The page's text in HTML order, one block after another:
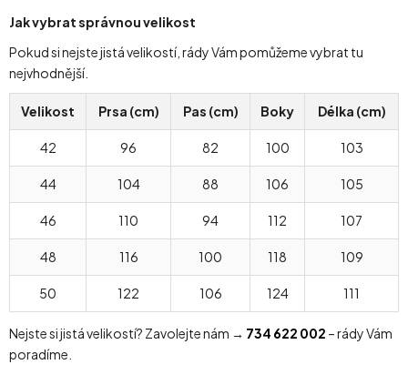
Jak vybrat správnou velikost
Pokud si nejste jistá velikostí, rády Vám pomůžeme vybrat tu
nejvhodnější.
Velikost Prsa (cm) Pas (cm) Boky Délka (cm)
42 96 82 100 103
44 104 88 106 105
46 110 94 112 107
48 116 100 118 109
50 122 106 124 111
Nejste si jistá velikostí? Zavolejte nám → 734 622 002 – rády Vám
poradíme.